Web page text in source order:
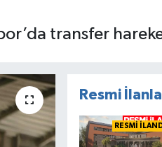
transfer
Resmi
RESMİ